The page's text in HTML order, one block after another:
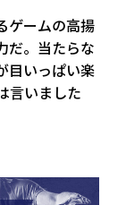
ゲームの高揚
だ。当たらな
目いっぱい楽
言いました